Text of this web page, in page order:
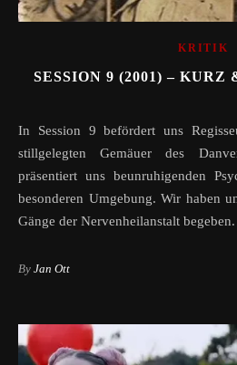
KRITIK
SESSION 9 (2001) – KURZ
In Session 9 befördert uns Regisseur Brad Anderson in die
stillgelegten Gemäuer des
präsentiert uns beunruhigenden
besonderen Umgebung. Wir haben
Gänge der Nervenheilanstalt begeben.
By Jan Ott